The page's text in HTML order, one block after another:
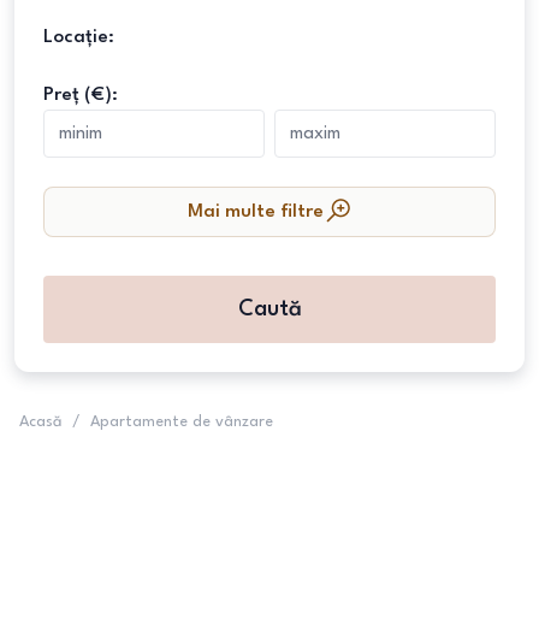
Locație:
Preț (€):
Mai multe filtre
Caută
Acasă / Apartamente de vânzare